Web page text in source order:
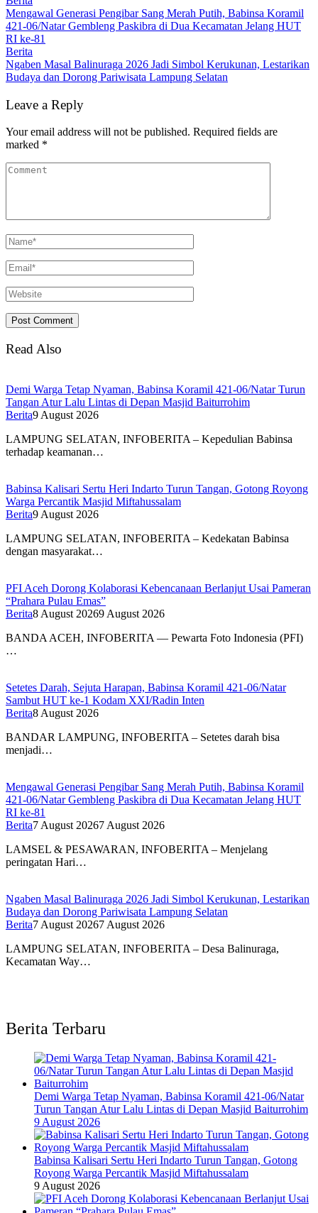
Mengawal Generasi Pengibar Sang Merah Putih, Babinsa Koramil
421-06/Natar Gembleng Paskibra di Dua Kecamatan Jelang HUT
RI ke-81
Berita
Ngaben Masal Balinuraga 2026 Jadi Simbol Kerukunan, Lestarikan
Budaya dan Dorong Pariwisata Lampung Selatan
Leave a Reply
Your email address will not be published. Required fields are
marked *
Read Also
Demi Warga Tetap Nyaman, Babinsa Koramil 421-06/Natar Turun
Tangan Atur Lalu Lintas di Depan Masjid Baiturrohim
Berita9 August 2026
LAMPUNG SELATAN, INFOBERITA – Kepedulian Babinsa
terhadap keamanan…
Babinsa Kalisari Sertu Heri Indarto Turun Tangan, Gotong Royong
Warga Percantik Masjid Miftahussalam
Berita9 August 2026
LAMPUNG SELATAN, INFOBERITA – Kedekatan Babinsa
dengan masyarakat…
PFI Aceh Dorong Kolaborasi Kebencanaan Berlanjut Usai Pameran
“Prahara Pulau Emas”
Berita8 August 20269 August 2026
BANDA ACEH, INFOBERITA — Pewarta Foto Indonesia (PFI)
…
Setetes Darah, Sejuta Harapan, Babinsa Koramil 421-06/Natar
Sambut HUT ke-1 Kodam XXI/Radin Inten
Berita8 August 2026
BANDAR LAMPUNG, INFOBERITA – Setetes darah bisa
menjadi…
Mengawal Generasi Pengibar Sang Merah Putih, Babinsa Koramil
421-06/Natar Gembleng Paskibra di Dua Kecamatan Jelang HUT
RI ke-81
Berita7 August 20267 August 2026
LAMSEL & PESAWARAN, INFOBERITA – Menjelang
peringatan Hari…
Ngaben Masal Balinuraga 2026 Jadi Simbol Kerukunan, Lestarikan
Budaya dan Dorong Pariwisata Lampung Selatan
Berita7 August 20267 August 2026
LAMPUNG SELATAN, INFOBERITA – Desa Balinuraga,
Kecamatan Way…
Berita Terbaru
Demi Warga Tetap Nyaman, Babinsa Koramil 421-06/Natar
Turun Tangan Atur Lalu Lintas di Depan Masjid Baiturrohim
9 August 2026
Babinsa Kalisari Sertu Heri Indarto Turun Tangan, Gotong
Royong Warga Percantik Masjid Miftahussalam
9 August 2026